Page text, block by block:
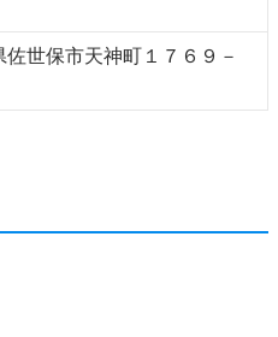
世保市天神町１７６９－